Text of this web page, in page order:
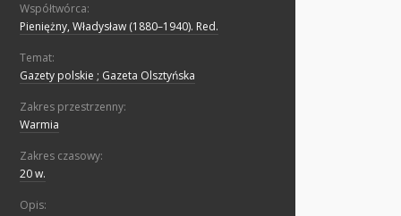
Współtwórca:
Pieniężny, Władysław (1880–1940). Red.
Temat:
Gazety polskie ; Gazeta Olsztyńska
Zakres przestrzenny:
Warmia
Zakres czasowy:
20 w.
Opis: